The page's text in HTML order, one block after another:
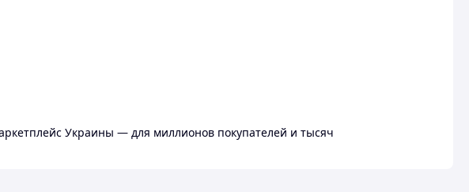
Украины — для миллионов покупателей и тысяч